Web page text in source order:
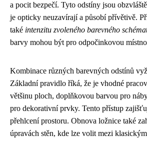
a pocit bezpečí. Tyto odstíny jsou
je opticky neuzavírají a působí přívětivě.
také intenzitu zvoleného barevného
barvy mohou být pro odpočinkovou
Kombinace různých barevných odstínů
Základní pravidlo říká, že je vhodné
většinu ploch, doplňkovou barvou pro
pro dekorativní prvky. Tento přístup
přehlcení prostoru. Obnova ložnice také
úpravách stěn, kde lze volit mezi